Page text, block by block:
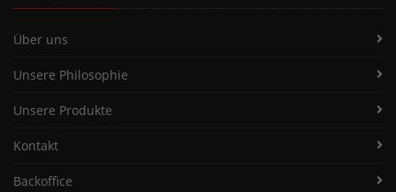
Über uns
Unsere Philosophie
Unsere Produkte
Kontakt
Backoffice